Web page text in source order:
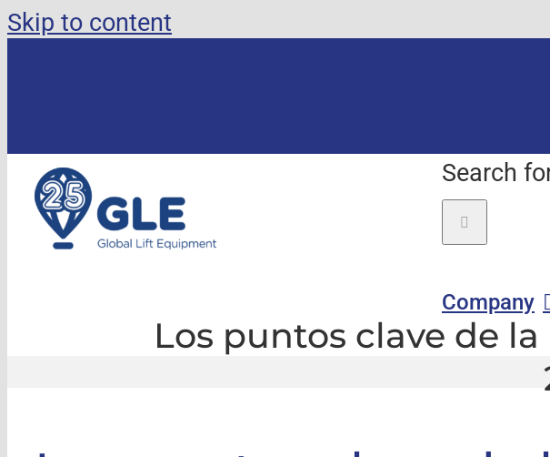
Skip to content
Search
Company
Los puntos clave de